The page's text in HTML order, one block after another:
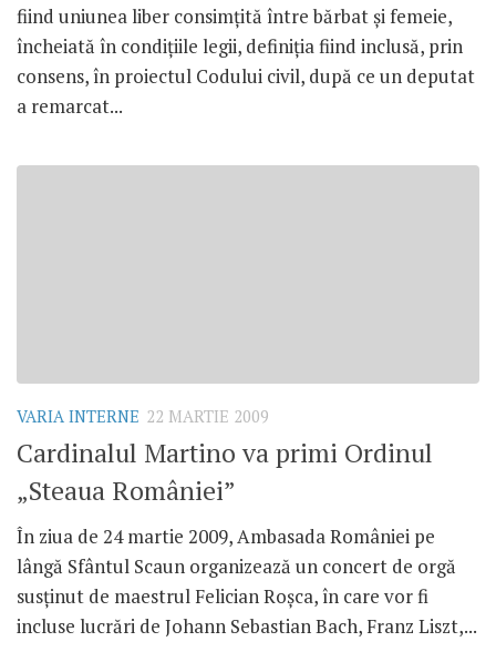
fiind uniunea liber consimţită între bărbat şi femeie,
încheiată în condiţiile legii, definiţia fiind inclusă, prin
consens, în proiectul Codului civil, după ce un deputat
a remarcat...
VARIA INTERNE 22 MARTIE 2009
Cardinalul Martino va primi Ordinul
„Steaua României”
În ziua de 24 martie 2009, Ambasada României pe
lângă Sfântul Scaun organizează un concert de orgă
susţinut de maestrul Felician Roşca, în care vor fi
incluse lucrări de Johann Sebastian Bach, Franz Liszt,...